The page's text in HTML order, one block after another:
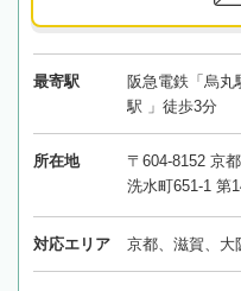
最寄駅
阪急電鉄「烏
駅 」徒歩3分
所在地
〒604-8152 京
洗水町651-1 第
対応エリア 京都、滋賀、大